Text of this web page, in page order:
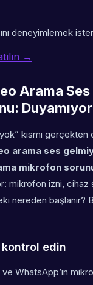
deneyimlemek
→
Arama
kısmı gerçekten
arama ses
mikrofon
mikrofon izni, cihaz
nereden başlanır?
edin
WhatsApp’ın